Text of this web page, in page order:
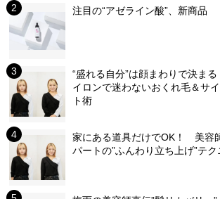
注目の“アゼライン酸”、新商品
“盛れる自分”は顔まわりで決ま
イロンで迷わないおくれ毛＆サ
ト術
家にある道具だけでOK！ 美容
パートの”ふんわり立ち上げ”テク